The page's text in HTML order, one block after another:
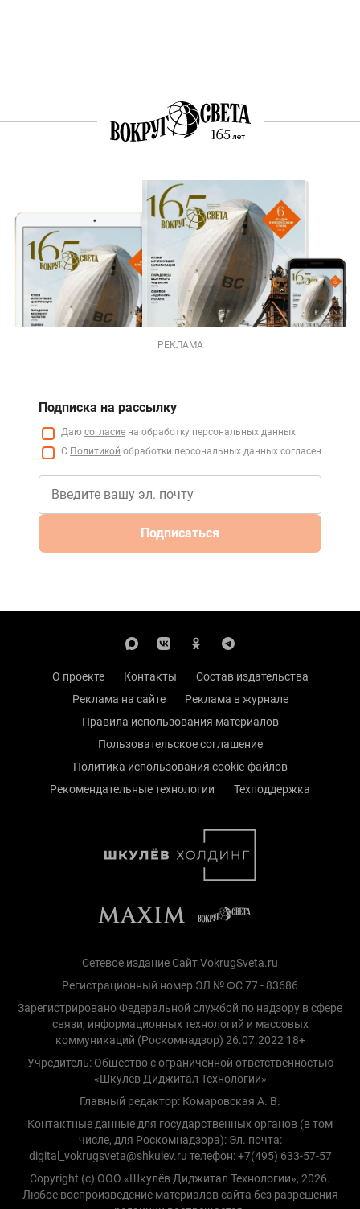
РЕКЛАМА
Подписка на рассылку
Даю согласие на обработку персональных данных
С Политикой обработки персональных данных согласен
Подписаться
О проекте Контакты
Состав издательства
Реклама на сайте
Реклама в журнале
Правила использования материалов
Пользовательское соглашение
Политика использования cookie-файлов
Рекомендательные технологии
Техподдержка
Сетевое издание Сайт VokrugSveta.ru
Регистрационный номер ЭЛ № ФС 77 - 83686
Зарегистрировано Федеральной службой по надзору в сфере
связи, информационных технологий и массовых
коммуникаций (Роскомнадзор) 26.07.2022 18+
Учредитель: Общество с ограниченной ответственностью
«Шкулёв Диджитал Технологии»
Главный редактор: Комаровская А. В.
Контактные данные для государственных органов (в том
числе, для Роскомнадзора): Эл. почта:
digital_vokrugsveta@shkulev.ru телефон: +7(495) 633-57-57
Copyright (с) ООО «Шкулёв Диджитал Технологии», 2026.
Любое воспроизведение материалов сайта без разрешения